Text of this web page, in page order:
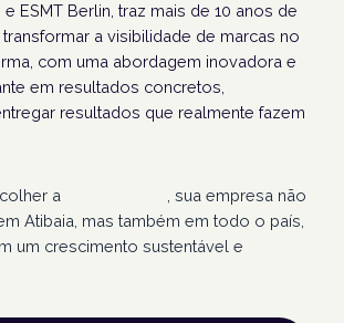
ESMT Berlin, traz mais de 10 anos de
a visibilidade de marcas no
com uma abordagem inovadora e
em resultados concretos,
resultados que realmente fazem
a
, sua empresa não
Atibaia, mas também em todo o país,
um crescimento sustentável e